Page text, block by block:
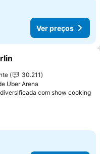
Ver preços
aos favoritos
30.211
Uber Arena
com show cooking